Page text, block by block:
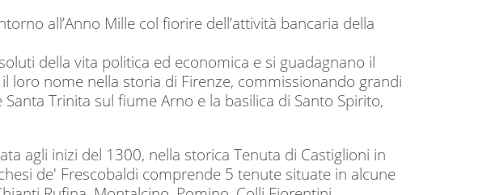
all’Anno Mille col fiorire dell’attività bancaria della
della vita politica ed economica e si guadagnano il
loro nome nella storia di Firenze, commissionando grandi
Trinita sul fiume Arno e la basilica di Santo Spirito,
agli inizi del 1300, nella storica Tenuta di Castiglioni in
de' Frescobaldi comprende 5 tenute situate in alcune